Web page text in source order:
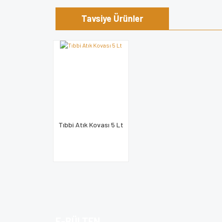
Görüş ve önerileriniz için teşekkür ederiz.
Ürün açıklamasında eksik bilgiler bulunuyor.
Tavsiye Ürünler
Tıbbi Atık Kovası 5 Lt